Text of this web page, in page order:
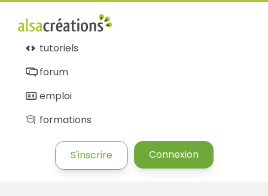
tutoriels
forum
emploi
formations
S'inscrire Connexion